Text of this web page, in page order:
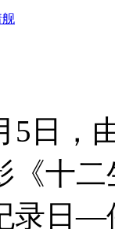
舰
，由
《十
录日—